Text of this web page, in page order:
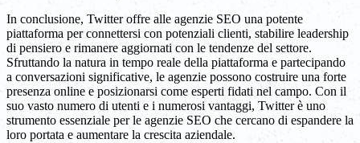
In conclusione, Twitter offre alle agenzie SEO una potente
piattaforma per connettersi con potenziali clienti, stabilire leadership
di pensiero e rimanere aggiornati con le tendenze del settore.
Sfruttando la natura in tempo reale della piattaforma e partecipando
a conversazioni significative, le agenzie possono costruire una forte
presenza online e posizionarsi come esperti fidati nel campo. Con il
suo vasto numero di utenti e i numerosi vantaggi, Twitter è uno
strumento essenziale per le agenzie SEO che cercano di espandere la
loro portata e aumentare la crescita aziendale.